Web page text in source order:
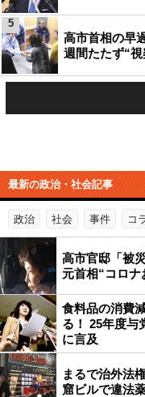
高市首相の早
週間たたず“
5
最新の政治・社会記事
政治 社会 事件 コ
高市官邸「被
元首相“コロ
食料品の消費
る！ 25年度与
に言及
まるで治外法
窟ビルで違法